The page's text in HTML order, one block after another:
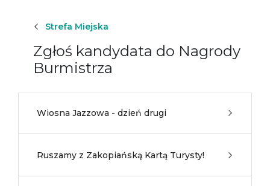
Strefa Miejska
Zgłoś kandydata do Nagrody
Burmistrza
Wiosna Jazzowa - dzień drugi
Ruszamy z Zakopiańską Kartą Turysty!